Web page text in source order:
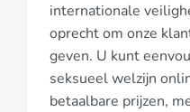
internationale
oprecht om onze
geven. U kunt
seksueel welzijn
betaalbare prijzen,